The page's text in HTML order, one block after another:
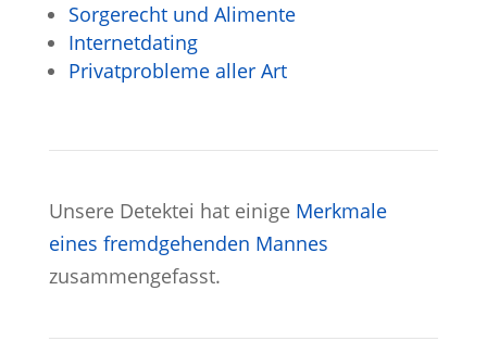
Sorgerecht und Alimente
Internetdating
Privatprobleme aller Art
Unsere Detektei hat einige Merkmale
eines fremdgehenden Mannes
zusammengefasst.